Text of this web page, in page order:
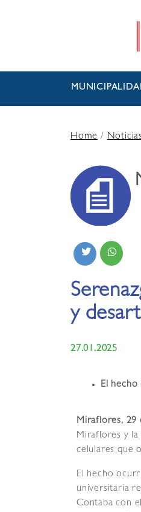
Home/
y
27.01.2025
El
Miraflores, 29
Miraflores y la
celulares que
El hecho
universitaria
Contaba con